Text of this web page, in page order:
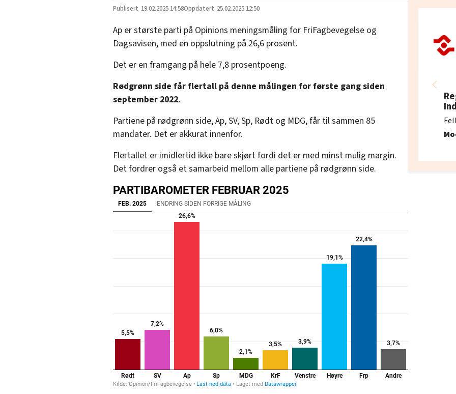
19.02.2025 14:58 25.02.2025 12:50
Ap er største parti på Opinions meningsmåling for FriFagbevegelse og
Dagsavisen, med en oppslutning på 26,6 prosent.
Det er en framgang på hele 7,8 prosentpoeng.
Rødgrønn side får flertall på denne målingen for første gang siden
september 2022.
Partiene på rødgrønn side, Ap, SV, Sp, Rødt og MDG, får til sammen 85
mandater. Det er akkurat innenfor.
Flertallet er imidlertid ikke bare skjørt fordi det er med minst mulig margin.
Det fordrer også et samarbeid mellom alle partiene på rødgrønn side.